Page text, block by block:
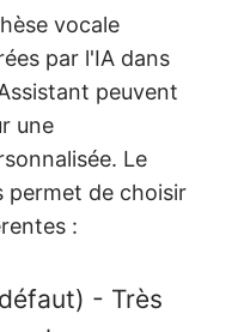
vocale
par l'IA dans
peuvent
une
Le
permet de choisir
:
- Très